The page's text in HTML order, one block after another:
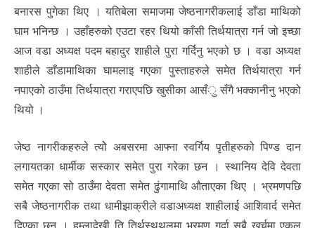
बनारस पुगेका थिए । यतिबेला समाजमा जेष्ठनागरीकलाई डाँडा माथिको
घाम भनिन्छ । उहाँहरुको एउटा रहर थियो काँसी तिर्थयात्रा गर्न जो इच्छा
आज वडा अध्यक्ष पदम बहादुर शाहीले पुरा गर्दिनु भएको छ । वडा अध्यक्ष
शाहीले डाँडामाथिका घामलाइ गएका पुस्ताहरुले समेत तिर्थयात्रा गर्न
नपाएको ठाउँमा तिर्थयात्रा गराएपछि खुसीका आसँु सँगै भक्कानीनु भएको
थियो ।
जेष्ठ नागरीकहरुले त्योे अबसरमा आफ्ना स्वर्गिय पृतीहरुको पिण्ड दान
लगायतका धार्मीक सस्कार समेत पुरा गरेका छन । स्थानिय देवि देवता
समेत गएका सो ठाउँमा देवता समेत ढुंगामाथि औताएका थिए । भ्रमणपछि
सबै जेष्ठनागरीक तथा धामीझाक्रीले वडाअध्यक्ष शाहीलाई आशिवार्द समेत